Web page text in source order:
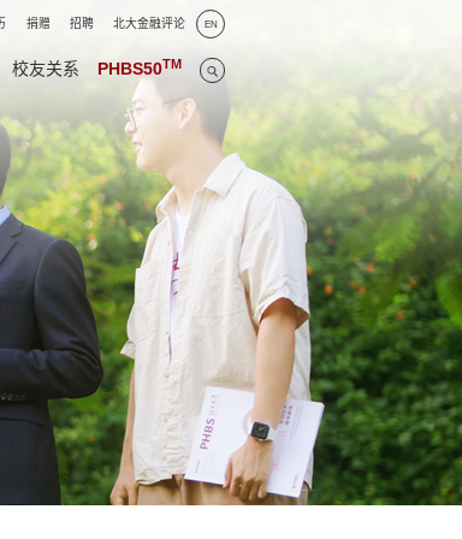
捐赠 招聘 北大金融评论 EN
校友关系 PHBS50TM